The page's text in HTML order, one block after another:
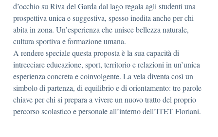
d’occhio su Riva del Garda dal lago regala agli studenti una
prospettiva unica e suggestiva, spesso inedita anche per chi
abita in zona. Un’esperienza che unisce bellezza naturale,
cultura sportiva e formazione umana.
A rendere speciale questa proposta è la sua capacità di
intrecciare educazione, sport, territorio e relazioni in un’unica
esperienza concreta e coinvolgente. La vela diventa così un
simbolo di partenza, di equilibrio e di orientamento: tre parole
chiave per chi si prepara a vivere un nuovo tratto del proprio
percorso scolastico e personale all’interno dell’ITET Floriani.